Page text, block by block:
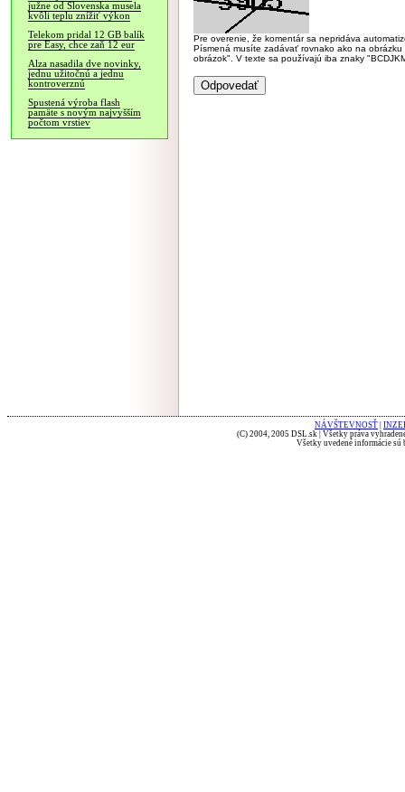
južne od Slovenska musela
kvôli teplu znížiť výkon
Telekom pridal 12 GB balík
pre Easy, chce zaň 12 eur
Alza nasadila dve novinky,
jednu užitočnú a jednu
kontroverznú
Spustená výroba flash
pamäte s novým najvyšším
počtom vrstiev
Pre overenie, že komentár sa nepridáva
Písmená musíte zadávať rovnako ako na
obrázok". V texte sa používajú iba znaky
NÁVŠTEVNOSŤ
(C) 2004, 2005 DSL.sk | Všetky práva
Všetky uvedené informácie sú